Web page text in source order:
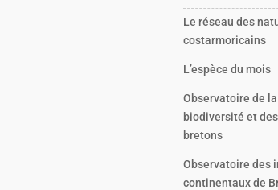
Le réseau des
costarmoricains
L’espèce du mois
Observatoire de la
biodiversité et
bretons
Observatoire des
continentaux de